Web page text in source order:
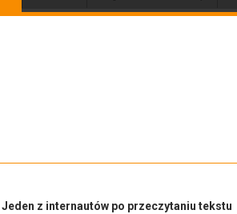
Jeden z internautów po przeczytaniu tekstu